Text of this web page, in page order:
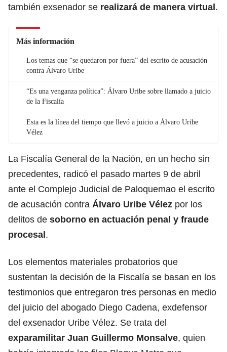
también exsenador se realizará de manera virtual.
Más información
Los temas que “se quedaron por fuera” del escrito de acusación
contra Álvaro Uribe
“Es una venganza política”: Álvaro Uribe sobre llamado a juicio
de la Fiscalía
Esta es la línea del tiempo que llevó a juicio a Álvaro Uribe
Vélez
La Fiscalía General de la Nación, en un hecho sin
precedentes, radicó el pasado martes 9 de abril
ante el Complejo Judicial de Paloquemao el escrito
de acusación contra Álvaro Uribe Vélez por los
delitos de soborno en actuación penal y fraude
procesal.
Los elementos materiales probatorios que
sustentan la decisión de la Fiscalía se basan en los
testimonios que entregaron tres personas en medio
del juicio del abogado Diego Cadena, exdefensor
del exsenador Uribe Vélez. Se trata del
exparamilitar Juan Guillermo Monsalve, quien